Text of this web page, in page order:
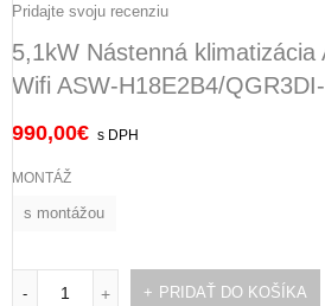
Pridajte svoju recenziu
5,1kW Nástenná klimatizácia
Wifi ASW-H18E2B4/
990,00€ s DPH
MONTÁŽ
s montážou
- + PRIDAŤ DO KOŠÍKA